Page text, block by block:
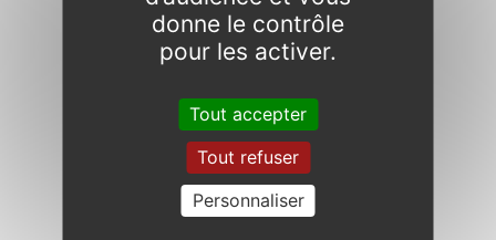
donne le contrôle
pour les activer.
Tout accepter
Tout refuser
Personnaliser